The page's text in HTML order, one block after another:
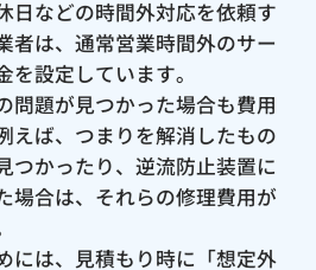
日などの時間外対応を依頼す
者は、通常営業時間外のサー
を設定しています。
問題が見つかった場合も費用
えば、つまりを解消したもの
つかったり、逆流防止装置に
場合は、それらの修理費用が
には、見積もり時に「想定外